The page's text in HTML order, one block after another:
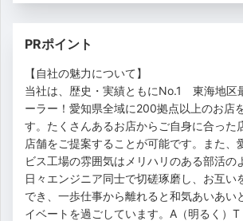
PRポイント
【自社の魅力について】
当社は、歴史・実績ともにNo.1 東海地区
ーラー！愛知県全域に200拠点以上のお店
す。たくさんあるお店からご自身に合った
店舗をご提案することが可能です。また、
ビス工場の雰囲気はメリハリのある部活の
日々エンジニア同士で切磋琢磨し、お互い
でき、一歩仕事から離れると和気あいあい
イベートを過ごしています。A（明るく）